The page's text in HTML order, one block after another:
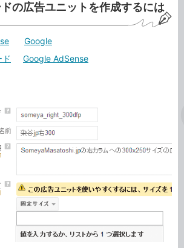
の広告ユニットを作成するには
Google
Google AdSense